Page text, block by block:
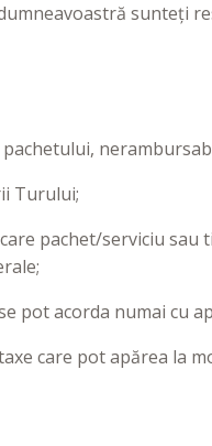
sunteți
Turului;
pachet/serviciu
pot acorda numai cu
care pot apărea la